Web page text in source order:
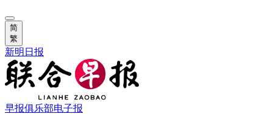
简
繁
新明日报
早报俱乐部电子报